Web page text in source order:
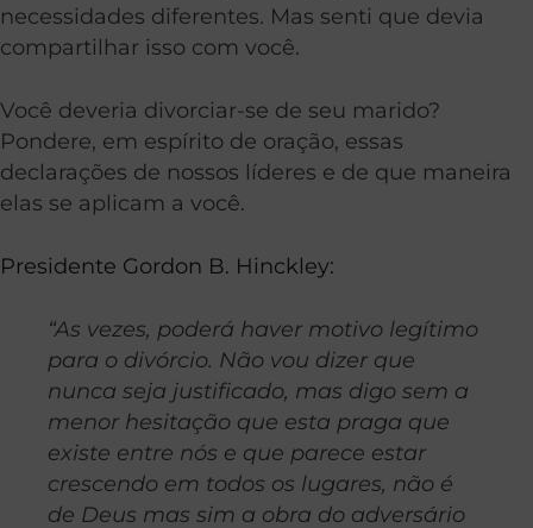
necessidades diferentes. Mas senti que devia
compartilhar isso com você.
Você deveria divorciar-se de seu marido?
Pondere, em espírito de oração, essas
declarações de nossos líderes e de que maneira
elas se aplicam a você.
Presidente Gordon B. Hinckley:
“As vezes, poderá haver motivo legítimo
para o divórcio. Não vou dizer que
nunca seja justificado, mas digo sem a
menor hesitação que esta praga que
existe entre nós e que parece estar
crescendo em todos os lugares, não é
de Deus mas sim a obra do adversário